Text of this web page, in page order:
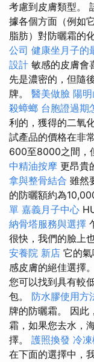
考慮到皮膚類型。
據各個方面（例如
脂肪）對防曬霜的
公司 健康坐月子的
設計 敏感的皮膚會
先是濃密的，但隨
牌。 醫美做臉 陽
殺蟑螂 台胞證過期
利的，獲得的二氧
試產品的價格在非
600至8000之間，
中精油按摩 更昂貴
拿與整骨結合 雖然
的防曬額約為
單 嘉義月子中心
納骨塔服務與選擇
很快，我們的臉上
安養院 新店 它的
感皮膚的絕佳選擇。
您可以找到具有較
包。 防水膠使用方
牌的防曬霜。 因此
霜，如果您去水，
擇。 護照換發 冷
在下面的選擇中，